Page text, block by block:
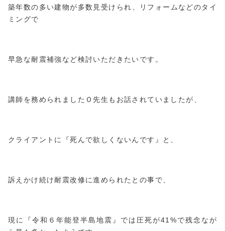
築年数の多い建物が多数見受けられ、リフォームなどのタイ
ミングで
早急な耐震補強など検討いただきたいです。
講師を務められましたＯ先生もお話されていましたが、
クライアントに『死んで欲しくないんです』と、
訴えかけ続け耐震改修に進められたとの事で、
現に『令和６年能登半島地震』では圧死が41%で残念なが